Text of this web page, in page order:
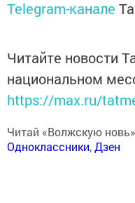
Telegram-канале
Читайте новости
национальном
https://max.ru/
Читай «Волжскую
Одноклассники,Дзен